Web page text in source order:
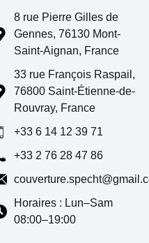
8 rue Pierre Gilles de
Gennes, 76130 Mont-
Saint-Aignan, France
33 rue François Raspail ,
76800 Saint-Étienne-de-
Rouvray, France
+33 6 14 12 39 71
+33 2 76 28 47 86
Horaires : Lun–Sam
08:00–19:00